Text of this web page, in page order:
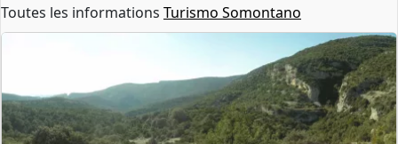
Toutes les informations Turismo Somontano